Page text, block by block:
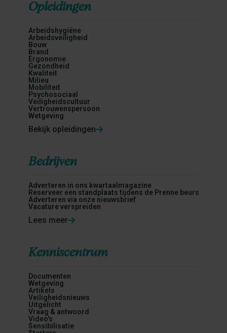
Opleidingen
Arbeidshygiëne
Arbeidsveiligheid
Bouw
Brand
Ergonomie
Gezondheid
Kwaliteit
Milieu
Mobiliteit
Psychosociaal
Veiligheidscultuur
Vertrouwenspersoon
Wetgeving
Bekijk opleidingen
Bedrijven
Adverteren in ons kwartaalmagazine
Reserveer een standplaats tijdens de Prenne beurs
Adverteren via onze nieuwsbrief
Vacature verspreiden
Lees meer
Kenniscentrum
Documenten
Wetgeving
Artikels
Veiligheidsnieuws
Uitgelicht
Vraag & antwoord
Video's
Sensibilisatie